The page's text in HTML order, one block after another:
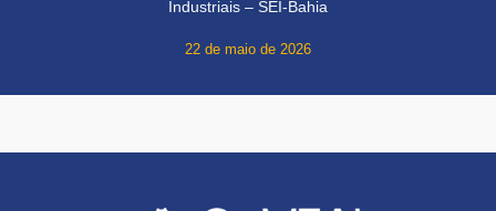
Industriais – SEI-Bahia
22 de maio de 2026